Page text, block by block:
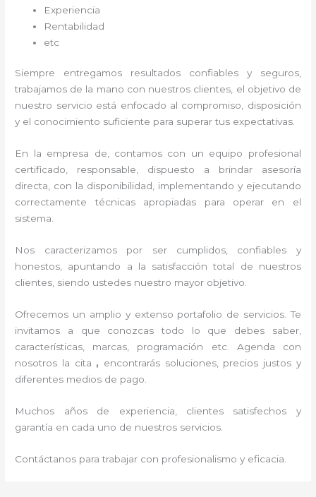
Experiencia
Rentabilidad
etc
Siempre entregamos resultados confiables y seguros,
trabajamos de la mano con nuestros clientes, el objetivo de
nuestro servicio está enfocado al compromiso, disposición
y el conocimiento suficiente para superar tus expectativas.
En la empresa de , contamos con un equipo profesional
certificado, responsable, dispuesto a brindar asesoría
directa, con la disponibilidad, implementando y ejecutando
correctamente técnicas apropiadas para operar en el
sistema.
Nos caracterizamos por ser cumplidos, confiables y
honestos, apuntando a la satisfacción total de nuestros
clientes, siendo ustedes nuestro mayor objetivo.
Ofrecemos un amplio y extenso portafolio de servicios. Te
invitamos a que conozcas todo lo que debes saber,
características, marcas, programación etc. Agenda con
nosotros la cita , encontrarás soluciones, precios justos y
diferentes medios de pago.
Muchos años de experiencia, clientes satisfechos y
garantía en cada uno de nuestros servicios.
Contáctanos para trabajar con profesionalismo y eficacia.